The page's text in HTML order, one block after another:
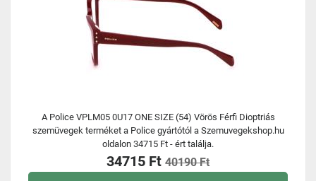
A Police VPLM05 0U17 ONE SIZE (54) Vörös Férfi Dioptriás
szemüvegek terméket a Police gyártótól a Szemuvegekshop.hu
oldalon 34715 Ft - ért találja.
34715 Ft 40190 Ft